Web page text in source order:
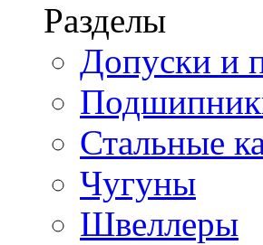
Разделы
Допуски и
Стальные
Чугуны
Швеллеры